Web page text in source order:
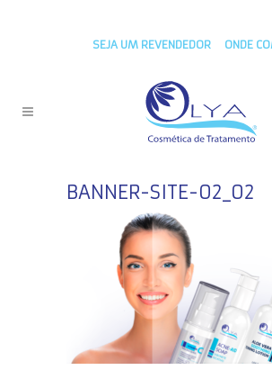
SEJA UM REVENDEDOR ONDE
BANNER-SITE-02_02